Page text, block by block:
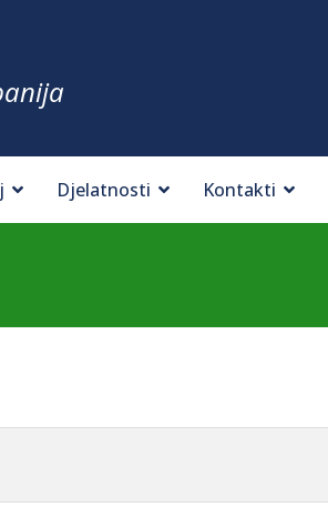
Djelatnosti Kontakti